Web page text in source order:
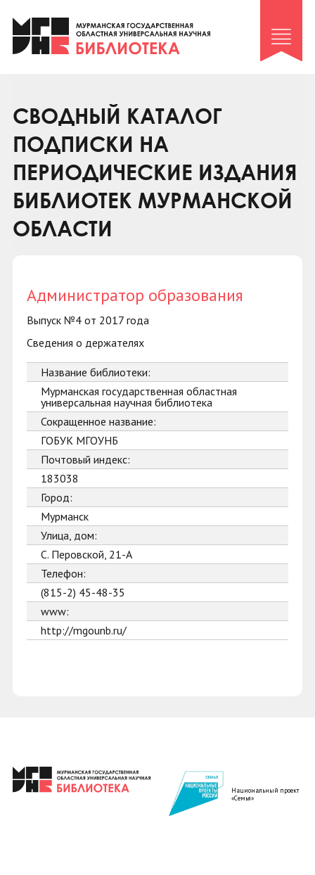
Клуб «Гиря и сельдерей»
Клуб «Семейный архив»
Коллегам
Контакты
СВОДНЫЙ КАТАЛОГ
ПОДПИСКИ НА
ПЕРИОДИЧЕСКИЕ ИЗДАНИЯ
БИБЛИОТЕК МУРМАНСКОЙ
ОБЛАСТИ
Администратор образования
Выпуск №4 от 2017 года
Сведения о держателях
Название библиотеки:
Мурманская государственная областная
универсальная научная библиотека
Сокращенное название:
ГОБУК МГОУНБ
Почтовый индекс:
183038
Город:
Мурманск
Улица, дом:
С. Перовской, 21-А
Телефон:
(815-2) 45-48-35
www:
http://mgounb.ru/
Национальный проект
«Семья»